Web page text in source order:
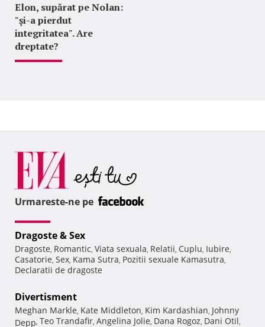
Elon, supărat pe Nolan:
"şi-a pierdut
integritatea". Are
dreptate?
Urmareste-ne pe
Dragoste & Sex
Dragoste, Romantic, Viata sexuala, Relatii, Cuplu, Iubire,
Casatorie, Sex, Kama Sutra, Pozitii sexuale Kamasutra,
Declaratii de dragoste
Divertisment
Meghan Markle, Kate Middleton, Kim Kardashian, Johnny
Depp, Teo Trandafir, Angelina Jolie, Dana Rogoz, Dani Otil,